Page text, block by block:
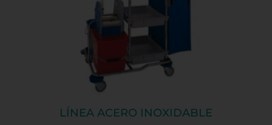
LÍNEA ACERO INOXIDABLE